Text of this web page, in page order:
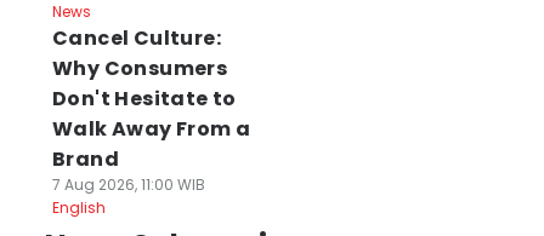
News
Cancel Culture:
Why Consumers
Don't Hesitate to
Walk Away From a
Brand
7 Aug 2026, 11:00 WIB
English